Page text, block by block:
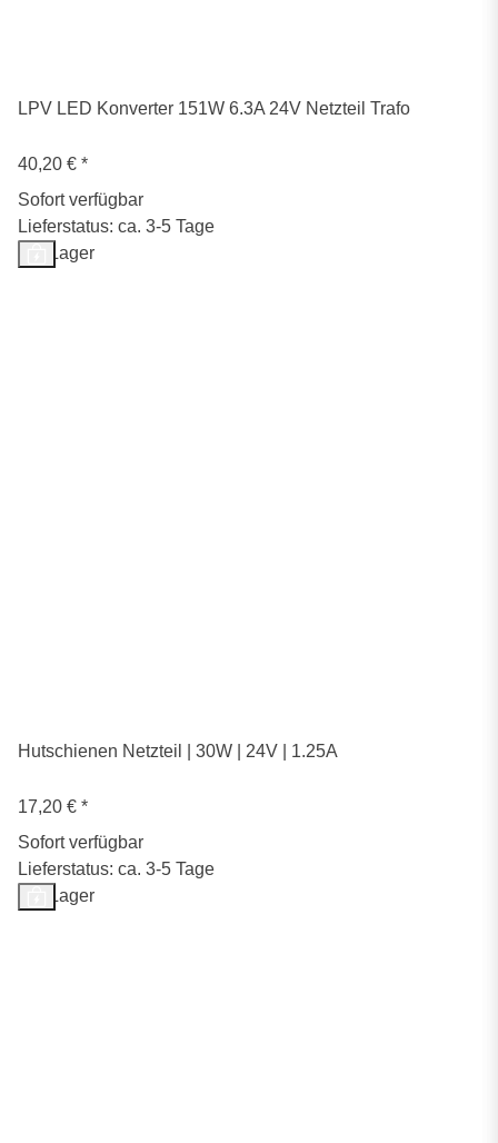
LPV LED Konverter 151W 6.3A 24V Netzteil Trafo
40,20 € *
Sofort verfügbar
Lieferstatus: ca. 3-5 Tage
Auf Lager
Hutschienen Netzteil | 30W | 24V | 1.25A
17,20 € *
Sofort verfügbar
Lieferstatus: ca. 3-5 Tage
Auf Lager